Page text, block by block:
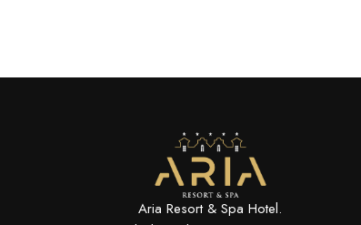
Aria Resort & Spa Hotel.